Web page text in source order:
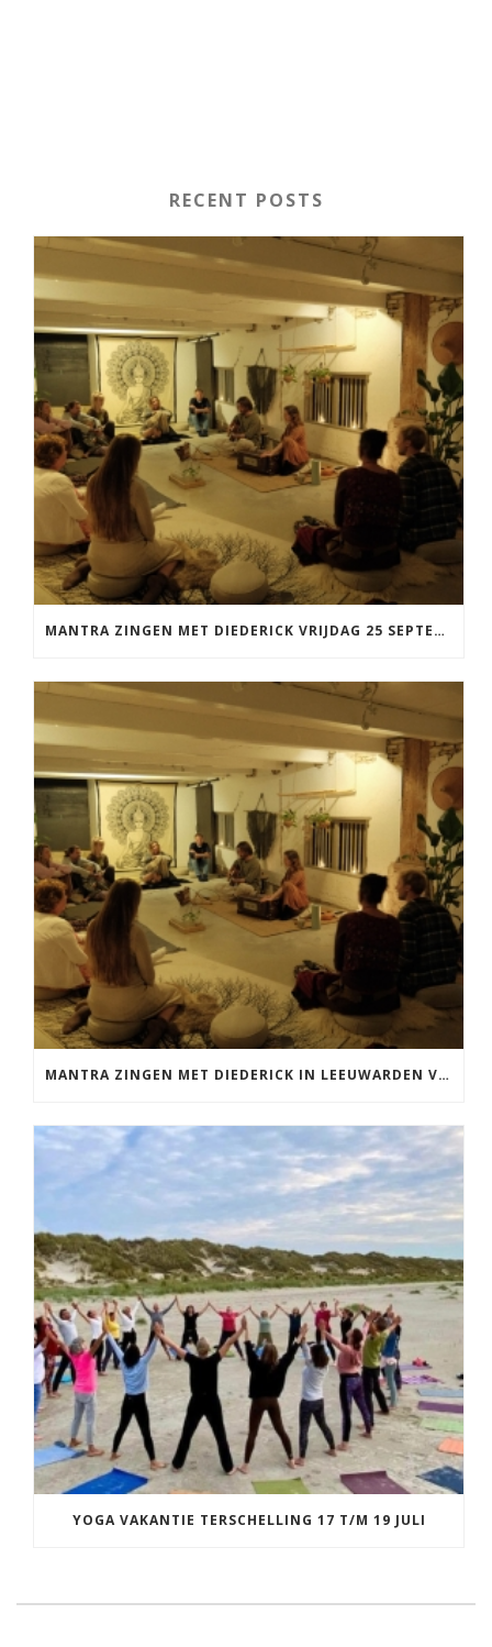
RECENT POSTS
MANTRA ZINGEN MET DIEDERICK VRIJDAG 25 SEPTEMBER EN 20 NOVEMBER
MANTRA ZINGEN MET DIEDERICK IN LEEUWARDEN VRIJDAG 12 JUNI KIRTAN
YOGA VAKANTIE TERSCHELLING 17 T/M 19 JULI